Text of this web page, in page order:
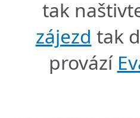
tak
zájezd tak
provází